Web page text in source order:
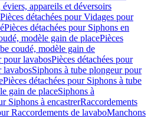
appareils et déversoirs
Pièces détachées pour Vidages pour
Pièces détachées pour Siphons en
modèle gain de placePièces
coudé, modèle gain de
pour lavabosPièces détachées pour
lavabosSiphons à tube plongeur pour
Pièces détachées pour Siphons à tube
gain de placeSiphons à
Siphons à encastrerRaccordements
Raccordements de lavaboManchons